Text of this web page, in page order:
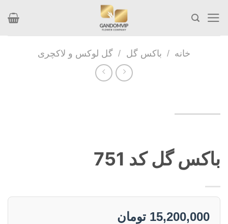
content
خانه / باکس گل / گل لوکس و لاکچری
باکس گل کد 751
15,200,000 تومان